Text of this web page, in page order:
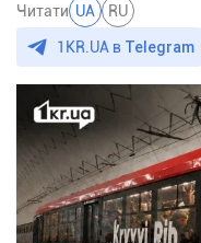
Читати UA RU
1KR.UA в Telegram